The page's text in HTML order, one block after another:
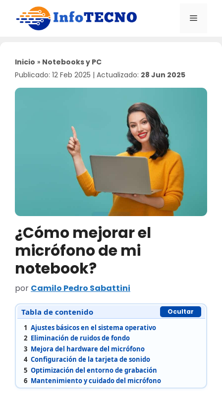
contenido
Menú
Inicio » Notebooks y PC
Publicado: 12 Feb 2025 | Actualizado: 28 Jun 2025
¿Cómo mejorar el
micrófono de mi
notebook?
por Camilo Pedro Sabattini
Tabla de contenido Ocultar
1 Ajustes básicos en el sistema operativo
2 Eliminación de ruidos de fondo
3 Mejora del hardware del micrófono
4 Configuración de la tarjeta de sonido
5 Optimización del entorno de grabación
6 Mantenimiento y cuidado del micrófono